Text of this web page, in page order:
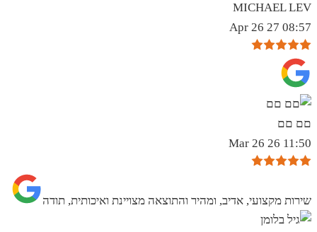
MICHAEL LEV
08:57 27 Apr 26
םם םם
11:50 26 Mar 26
שירות מקצועי, אדיב, ומהיר והתוצאה מצויינת ואיכותית, תודה